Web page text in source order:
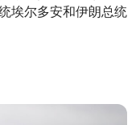
埃尔多安和伊朗总统